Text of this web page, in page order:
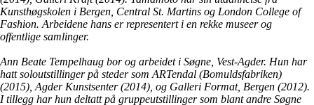
Kunsthøgskolen i Bergen, Central St. Martins og London College of
Fashion. Arbeidene hans er representert i en rekke museer og
offentlige samlinger.
Ann Beate Tempelhaug bor og arbeidet i Søgne, Vest-Agder. Hun har
hatt soloutstillinger på steder som ARTendal (Bomuldsfabriken)
(2015), Agder Kunstsenter (2014), og Galleri Format, Bergen (2012).
I tillegg har hun deltatt på gruppeutstillinger som blant andre Søgne